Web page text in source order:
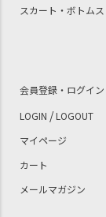
スカート・ボトムス
会員登録・ログイン
LOGIN /LOGOUT
マイページ
カート
メールマガジン